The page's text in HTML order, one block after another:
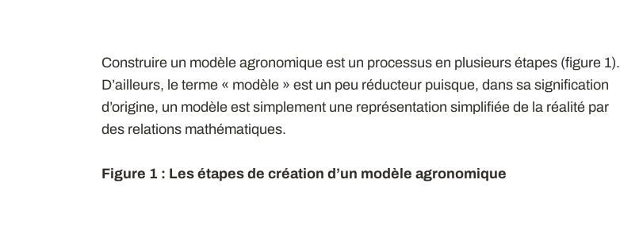
Construire un modèle agronomique est un processus en plusieurs étapes (figure 1).
D’ailleurs, le terme « modèle » est un peu réducteur puisque, dans sa signification
d’origine, un modèle est simplement une représentation simplifiée de la réalité par
des relations mathématiques.
Figure 1 : Les étapes de création d’un modèle agronomique